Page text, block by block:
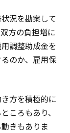
況を勘案して
方の負担増に
調整助成金を
のか、雇用保
方を積極的に
ころもあり、
きもありま